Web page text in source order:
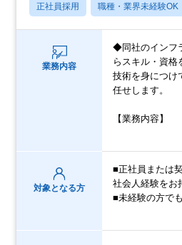
正社員採用 職種・業界未経験OK
業務内容
◆同社のインフ
らスキル・資格
技術を身につけ
任せします。
【業務内容】
対象となる方
■正社員または
社会人経験をお
■未経験の方で